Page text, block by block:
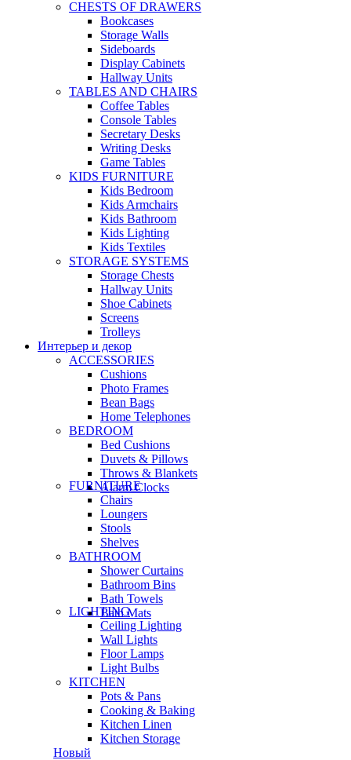
CHESTS OF DRAWERS
Bookcases
Storage Walls
Sideboards
Display Cabinets
Hallway Units
TABLES AND CHAIRS
Coffee Tables
Console Tables
Secretary Desks
Writing Desks
Game Tables
KIDS FURNITURE
Kids Bedroom
Kids Armchairs
Kids Bathroom
Kids Lighting
Kids Textiles
STORAGE SYSTEMS
Storage Chests
Hallway Units
Shoe Cabinets
Screens
Trolleys
Интерьер и декор
ACCESSORIES
Cushions
Photo Frames
Bean Bags
Home Telephones
BEDROOM
Bed Cushions
Duvets & Pillows
Throws & Blankets
Alarm Clocks
FURNITURE
Chairs
Loungers
Stools
Shelves
BATHROOM
Shower Curtains
Bathroom Bins
Bath Towels
Bath Mats
LIGHTING
Ceiling Lighting
Wall Lights
Floor Lamps
Light Bulbs
KITCHEN
Pots & Pans
Cooking & Baking
Kitchen Linen
Kitchen Storage
Новый